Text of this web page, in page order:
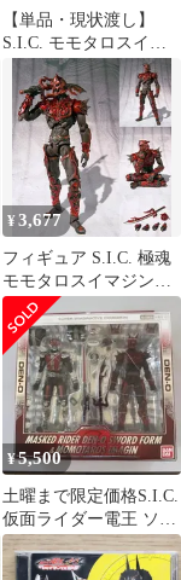
【単品・現状渡し】
S.I.C. モモタロスイマ
ジン 未契約Ver.
¥3,677
フィギュア S.I.C. 極魂
モモタロスイマジン
「仮面ライダー電王」
【10日以内発送】
¥5,500
土曜まで限定価格S.I.C.
仮面ライダー電王 ソー
ドフォーム＆モモタロ
ス未開封